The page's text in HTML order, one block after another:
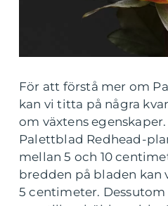
För att förstå mer om
kan vi titta på några
om växtens
Palettblad Redhead-
mellan 5 och 10
bredden på bladen kan
5 centimeter.